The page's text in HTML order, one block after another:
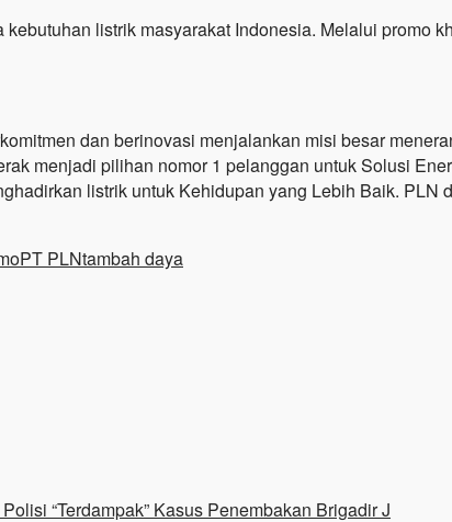
listrik masyarakat Indonesia. Melalui promo
dan berinovasi menjalankan misi besar
menjadi pilihan nomor 1 pelanggan untuk Solusi
listrik untuk Kehidupan yang Lebih Baik.
PT PLNtambah daya
“Terdampak” Kasus Penembakan Brigadir J